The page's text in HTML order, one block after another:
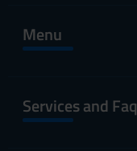
Menu
Services and Faq